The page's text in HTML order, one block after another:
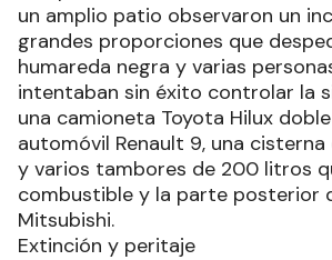
un amplio patio observaron un
grandes proporciones que
humareda negra y varias
intentaban sin éxito controlar la
una camioneta Toyota Hilux
automóvil Renault 9, una
y varios tambores de 200 litros
combustible y la parte posterior
Mitsubishi.
Extinción y peritaje